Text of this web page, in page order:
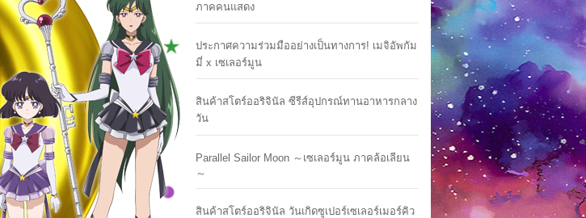
ภาคคนแสดง
ประกาศความร่วมมืออย่างเป็นทางการ! เมจิอัพกัม
มี่ x เซเลอร์มูน
สินค้าสโตร์ออริจินัล ซีรีส์อุปกรณ์ทานอาหารกลาง
วัน
Parallel Sailor Moon ～เซเลอร์มูน ภาคล้อเลียน
～
สินค้าสโตร์ออริจินัล วันเกิดซูเปอร์เซเลอร์เมอร์คิว